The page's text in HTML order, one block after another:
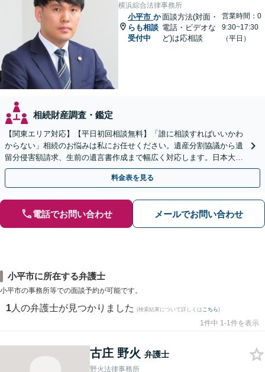
横浜綜合法律事務所
小平市 か
らも相談
受付中
面談方法(対面・
電話・ビデオな
ど)は応相談
営業時間：0
9:30~17:30
（平日）
相続財産調査・鑑定
【関東エリア対応】【平日初回相談無料】「誰に相談すればいいかわ
からない」相続のお悩みは私にお任せください。遺産分割協議から遺
留分侵害額請求、生前の遺言書作成まで幅広く対応します。日本大通
り駅直結でアクセス良好。
料金表を見る
電話でお問い合わせ メールでお問い合わせ
小平市に所在する弁護士
小平市の事務所等での面談予約が可能です。
1 人の弁護士が見つかりました (検索結果について詳しくは こちら)
1件中 1-1件を表示
古庄 野火 弁護士
野火法律事務所